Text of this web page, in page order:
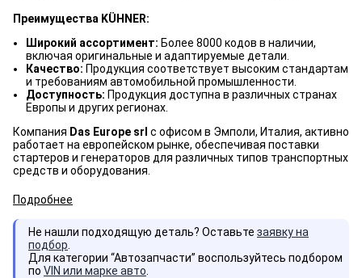
Преимущества KÜHNER:
Широкий ассортимент: Более 8000 кодов в наличии,
включая оригинальные и адаптируемые детали.
Качество: Продукция соответствует высоким стандартам
и требованиям автомобильной промышленности.
Доступность: Продукция доступна в различных странах
Европы и других регионах.
Компания Das Europe srl с офисом в Эмполи, Италия, активно
работает на европейском рынке, обеспечивая поставки
стартеров и генераторов для различных типов транспортных
средств и оборудования.
Подробнее
Не нашли подходящую деталь? Оставьте заявку на
подбор
Для категории “Автозапчасти” воспользуйтесь подбором
по VIN или марке авто